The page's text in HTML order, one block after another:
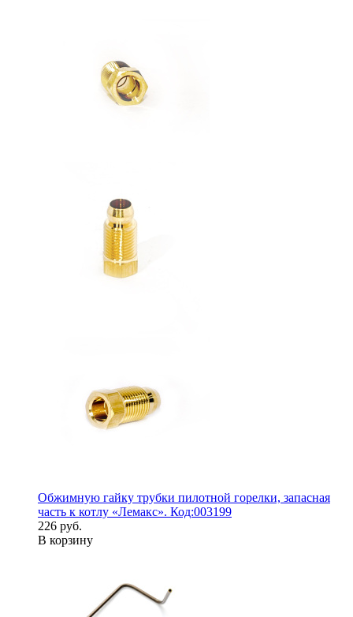
Обжимную гайку трубки пилотной горелки, запасная
часть к котлу «Лемакс». Код:003199
226 руб.
В корзину